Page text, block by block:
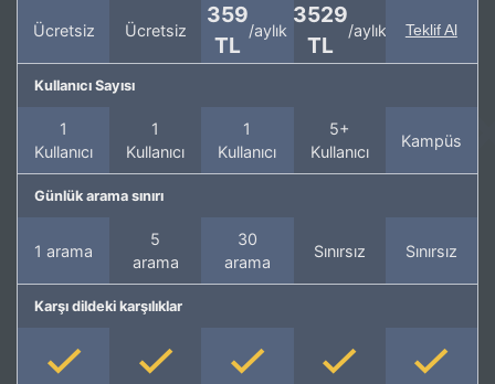
Ücretsiz Ücretsiz
359
TL
/aylık
3529
TL
/aylık Teklif Al
Kullanıcı Sayısı
1
Kullanıcı
1
Kullanıcı
1
Kullanıcı
5+
Kullanıcı
Kampüs
Günlük arama sınırı
1 arama
5
arama
30
arama
Sınırsız Sınırsız
Karşı dildeki karşılıklar